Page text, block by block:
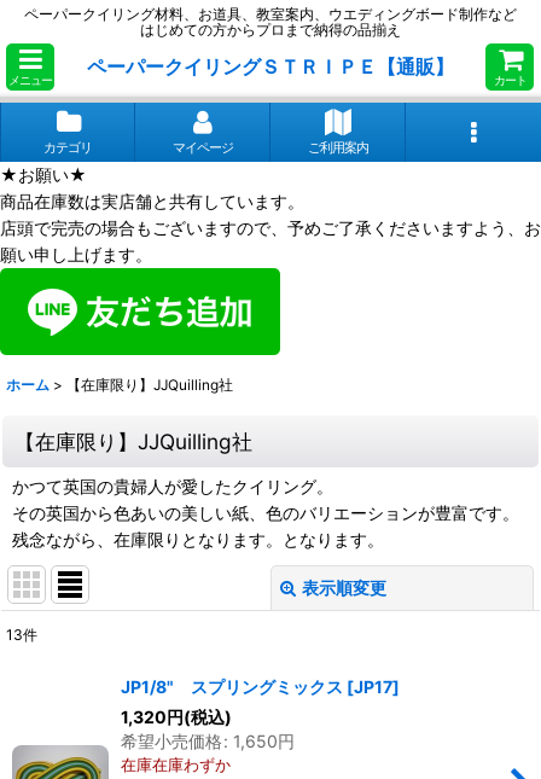
ペーパークイリング材料、お道具、教室案内、ウエディングボード制作など
はじめての方からプロまで納得の品揃え
メニュー
ペーパークイリングＳＴＲＩＰＥ【通販】
カート
カテゴリ マイページ ご利用案内
★お願い★
商品在庫数は実店舗と共有しています。
店頭で完売の場合もございますので、予めご了承くださいますよう、お
願い申し上げます。
ホーム > 【在庫限り】JJQuilling社
【在庫限り】JJQuilling社
かつて英国の貴婦人が愛したクイリング。
その英国から色あいの美しい紙、色のバリエーションが豊富です。
残念ながら、在庫限りとなります。となります。
表示順変更
13件
JP1/8" スプリングミックス [JP17]
1,320円(税込)
希望小売価格: 1,650円
在庫在庫わずか